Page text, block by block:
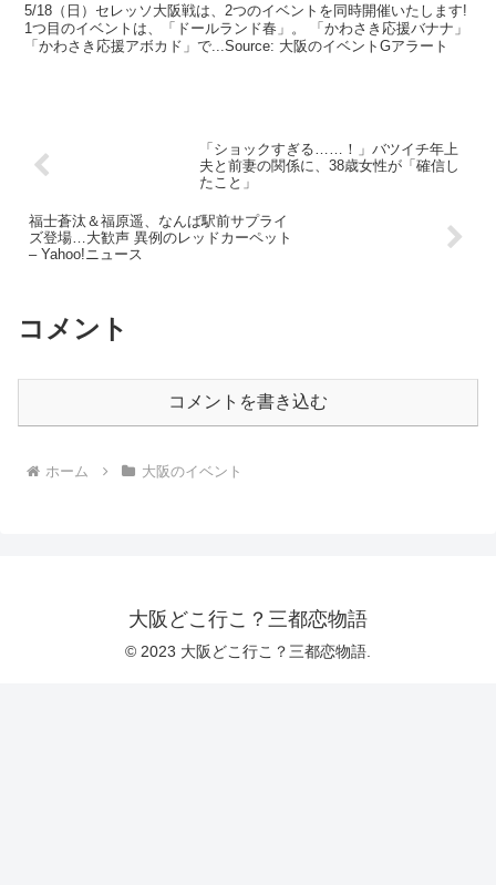
5/18（日）セレッソ大阪戦は、2つのイベントを同時開催いたします!
1つ目のイベントは、「ドールランド春」。 「かわさき応援バナナ」
「かわさき応援アボカド」で...Source: 大阪のイベントGアラート
「ショックすぎる……！」バツイチ年上
夫と前妻の関係に、38歳女性が「確信し
たこと」
福士蒼汰＆福原遥、なんば駅前サプライ
ズ登場…大歓声 異例のレッドカーペット
– Yahoo!ニュース
コメント
コメントを書き込む
ホーム 大阪のイベント
大阪どこ行こ？三都恋物語
© 2023 大阪どこ行こ？三都恋物語.